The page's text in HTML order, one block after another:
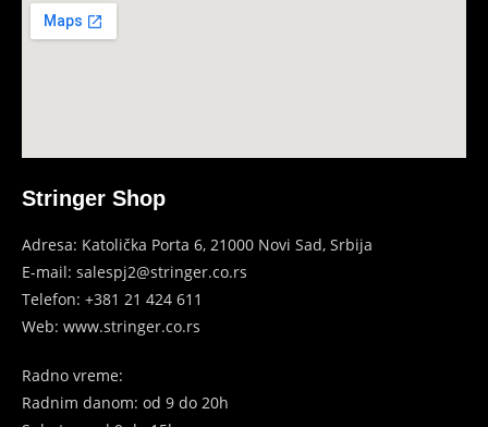
Stringer Shop
Adresa: Katolička Porta 6, 21000 Novi Sad, Srbija
E-mail: salespj2@stringer.co.rs
Telefon: +381 21 424 611
Web: www.stringer.co.rs
Radno vreme:
Radnim danom: od 9 do 20h